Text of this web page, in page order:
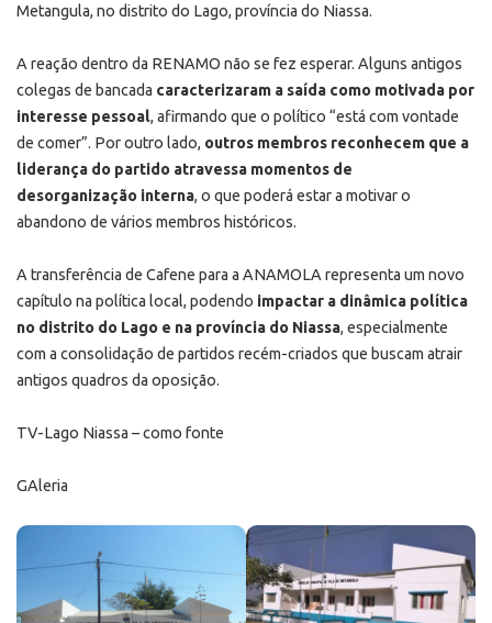
Metangula, no distrito do Lago, província do Niassa.
A reação dentro da RENAMO não se fez esperar. Alguns antigos
colegas de bancada caracterizaram a saída como motivada por
interesse pessoal, afirmando que o político “está com vontade
de comer”. Por outro lado, outros membros reconhecem que a
liderança do partido atravessa momentos de
desorganização interna, o que poderá estar a motivar o
abandono de vários membros históricos.
A transferência de Cafene para a ANAMOLA representa um novo
capítulo na política local, podendo impactar a dinâmica política
no distrito do Lago e na província do Niassa, especialmente
com a consolidação de partidos recém-criados que buscam atrair
antigos quadros da oposição.
TV-Lago Niassa – como fonte
GAleria